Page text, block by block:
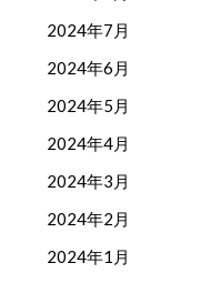
2024年7月
2024年6月
2024年5月
2024年4月
2024年3月
2024年2月
2024年1月